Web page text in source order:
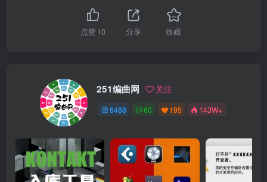
点赞10 分享 收藏
251编曲网 关注
6488 60 195 143W+